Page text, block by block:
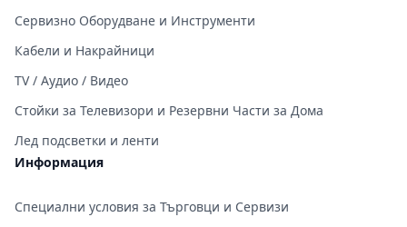
Сервизно Оборудване и Инструменти
Кабели и Накрайници
TV / Аудио / Видео
Стойки за Телевизори и Резервни Части за Дома
Лед подсветки и ленти
Информация
Специални условия за Търговци и Сервизи